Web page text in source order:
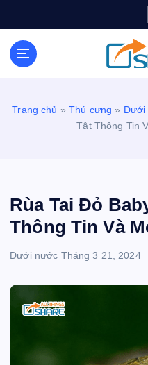
Personal Blog |
Trang chủ »Thú cưng » Dưới
Tật Thông Tin
Rùa Tai Đỏ
Thông Tin Và
Dưới nước Tháng 3 21, 2024